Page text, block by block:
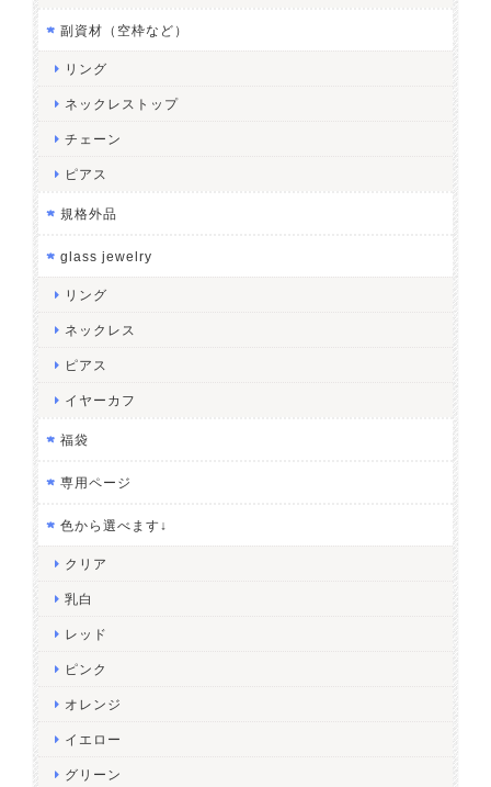
副資材（空枠など）
リング
ネックレストップ
チェーン
ピアス
規格外品
glass jewelry
リング
ネックレス
ピアス
イヤーカフ
福袋
専用ページ
色から選べます↓
クリア
乳白
レッド
ピンク
オレンジ
イエロー
グリーン